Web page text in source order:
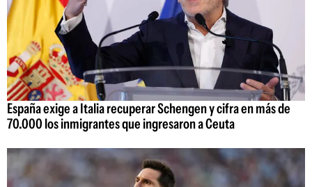
España exige a Italia recuperar Schengen y cifra en más de
70.000 los inmigrantes que ingresaron a Ceuta